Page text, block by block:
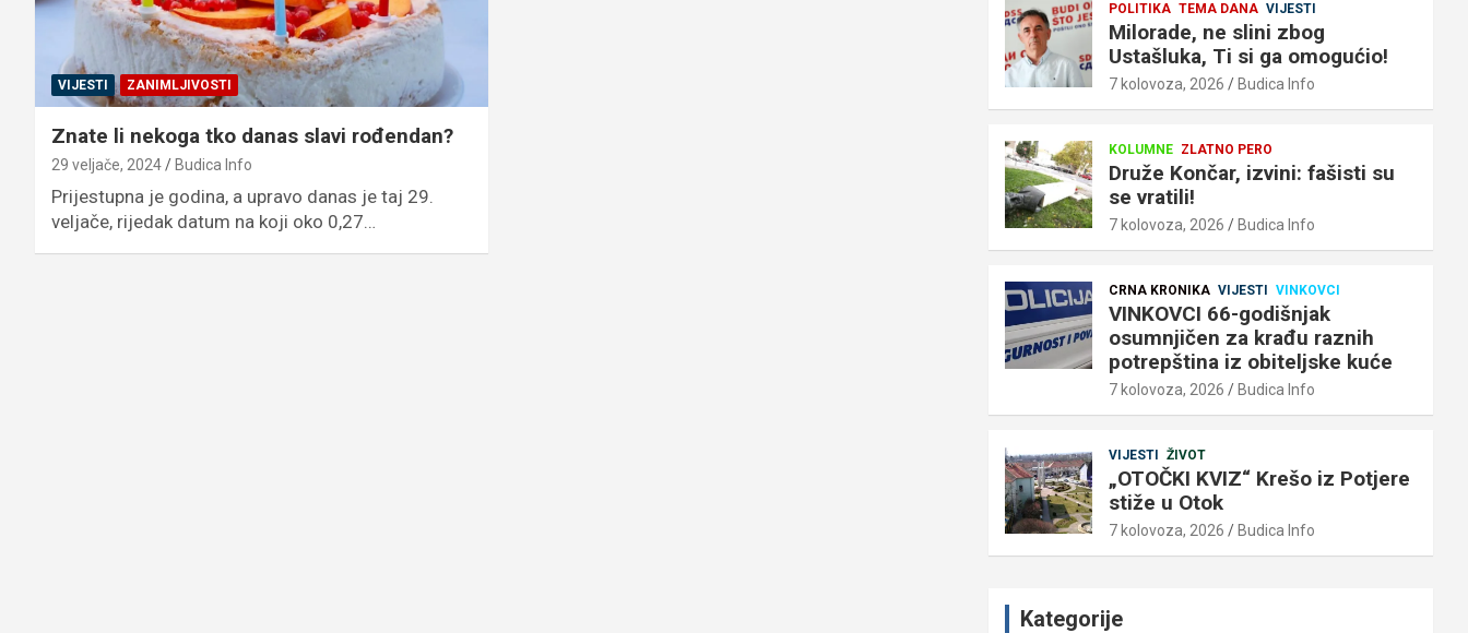
VIJESTI ZANIMLJIVOSTI
Znate li nekoga tko danas slavi rođendan?
29 veljače, 2024 Budica Info
Prijestupna je godina, a upravo danas je taj 29.
veljače, rijedak datum na koji oko 0,27…
POLITIKA TEMA DANA VIJESTI
Milorade, ne slini zbog
Ustašluka, Ti si ga omogućio!
7 kolovoza, 2026 Budica Info
KOLUMNE ZLATNO PERO
Druže Končar, izvini: fašisti su
se vratili!
7 kolovoza, 2026 Budica Info
CRNA KRONIKA VIJESTI VINKOVCI
VINKOVCI 66-godišnjak
osumnjičen za krađu raznih
potrepština iz obiteljske kuće
7 kolovoza, 2026 Budica Info
VIJESTI ŽIVOT
„OTOČKI KVIZ“ Krešo iz Potjere
stiže u Otok
7 kolovoza, 2026 Budica Info
Kategorije